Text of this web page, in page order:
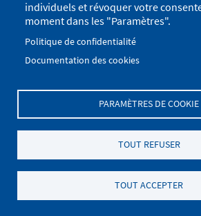
individuels et révoquer votre
moment dans les "Paramètres".
Politique de confidentialité
Documentation des cookies
PARAMÈTRES DE COOKIE
TOUT REFUSER
TOUT ACCEPTER
Menu
compte
l'utilisateur
page
Politique de